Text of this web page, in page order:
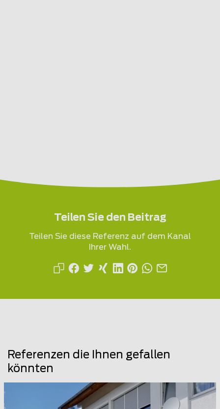
Teilen Sie den Beitrag
Teilen Sie diese Referenz auf dem Kanal
Ihrer Wahl.
Referenzen die Ihnen gefallen
könnten